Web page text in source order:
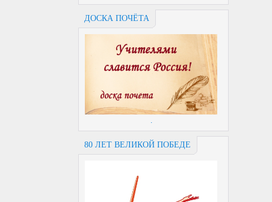
ДОСКА ПОЧЁТА
.
80 ЛЕТ ВЕЛИКОЙ ПОБЕДЕ